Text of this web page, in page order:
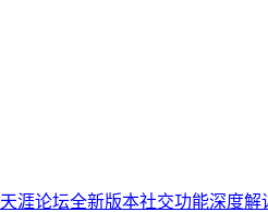
天涯论坛全新版本社交功能深度解